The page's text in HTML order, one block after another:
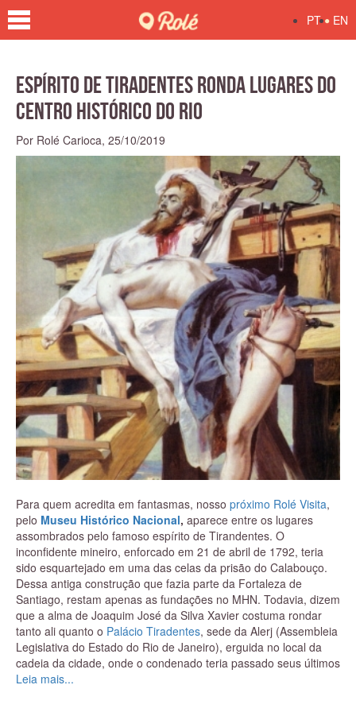
PT • EN
Espírito de Tiradentes ronda lugares do
centro histórico do Rio
Por Rolé Carioca, 25/10/2019
Para quem acredita em fantasmas, nosso próximo Rolé Visita,
pelo Museu Histórico Nacional, aparece entre os lugares
assombrados pelo famoso espírito de Tirandentes. O
inconfidente mineiro, enforcado em 21 de abril de 1792, teria
sido esquartejado em uma das celas da prisão do Calabouço.
Dessa antiga construção que fazia parte da Fortaleza de
Santiago, restam apenas as fundações no MHN. Todavia, dizem
que a alma de Joaquim José da Silva Xavier costuma rondar
tanto ali quanto o Palácio Tiradentes, sede da Alerj (Assembleia
Legislativa do Estado do Rio de Janeiro), erguida no local da
cadeia da cidade, onde o condenado teria passado seus últimos
dias.
Leia mais...